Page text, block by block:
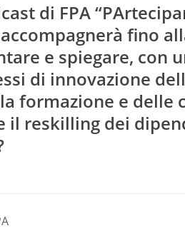
di FPA
fino
e spiegare, con
di innovazione
formazione e delle
il reskilling dei